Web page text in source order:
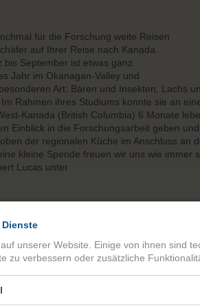
für die Forschung weite Reisen
auf Ihrer Reise nach Kanada.
September ist etwas ganz
Jahr im Okanagan-Valley und
Art: Bären und Insekten, Lachs
Rahmen ihres Studiums konnte sie an
Kanada (British Columbia) 6 Monate
Einblick in die Forschungsarbeit geben
der regionalen Küche im Anschluss an
kleine Spende freuen wir uns wie immer
Lucas unter
FB Kultur und Museum
unserer Website. Einige von ihnen sind
zu verbessern oder zusätzliche